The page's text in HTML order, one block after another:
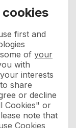
first and
of your
with
interests
share
or decline
Cookies" or
note that
Cookies